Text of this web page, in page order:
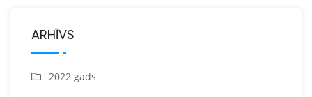
ARHĪVS
2022 gads